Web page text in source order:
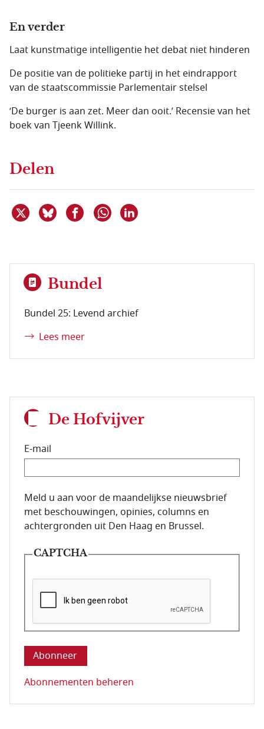
En verder
Laat kunstmatige intelligentie het debat niet hinderen
De positie van de politieke partij in het eindrapport
van de staatscommissie Parlementair stelsel
‘De burger is aan zet. Meer dan ooit.’ Recensie van het
boek van Tjeenk Willink.
Delen
Deel dit item op X
Deel dit item op Bluesky
Deel dit item op Facebook
Delen via WhatsApp
Bundel
Bundel 25: Levend archief
Lees meer
De Hofvijver
E-mail
E-mailadres van de abonnee.
Meld u aan voor de maandelijkse nieuwsbrief
met beschouwingen, opinies, columns en
achtergronden uit Den Haag en Brussel.
CAPTCHA
Deze vraag is om te controleren dat u een mens
Abonnementen beheren